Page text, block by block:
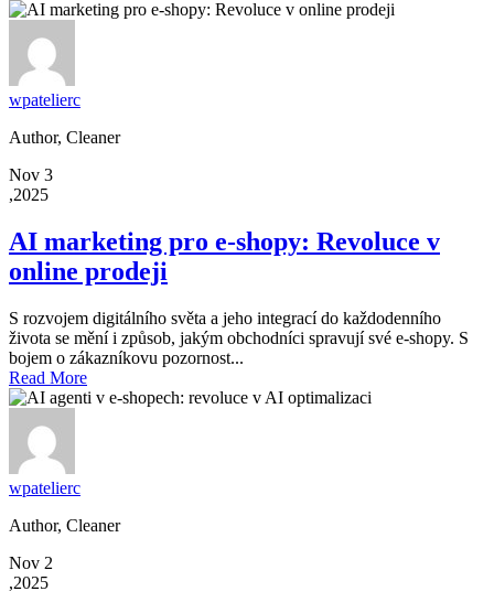
wpatelierc
Author, Cleaner
Nov 3
,2025
AI marketing pro e-shopy: Revoluce v
online prodeji
S rozvojem digitálního světa a jeho integrací do každodenního
života se mění i způsob, jakým obchodníci spravují své e-shopy. S
bojem o zákazníkovu pozornost...
Read More
wpatelierc
Author, Cleaner
Nov 2
,2025